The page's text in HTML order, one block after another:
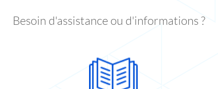
Besoin d'assistance ou d'informations ?